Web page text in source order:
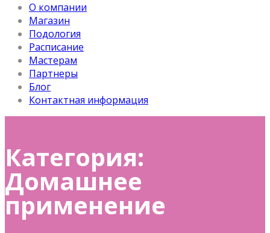
О компании
Магазин
Подология
Расписание
Мастерам
Партнеры
Блог
Контактная информация
Категория:
Домашнее
применение